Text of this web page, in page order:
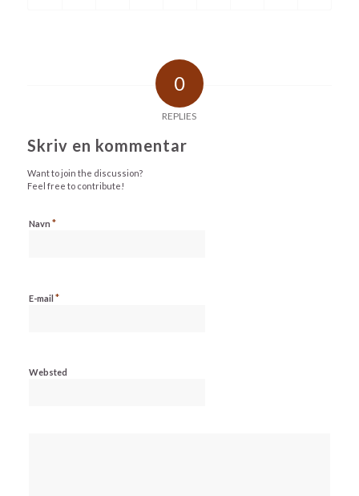
0
REPLIES
Skriv en kommentar
Want to join the discussion?
Feel free to contribute!
Navn *
E-mail *
Websted